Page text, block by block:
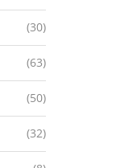
(30)
(63)
(50)
(32)